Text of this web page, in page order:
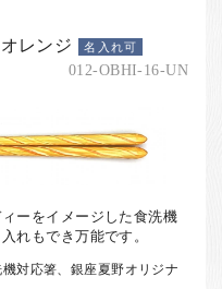
レンジ 名入れ可
012-OBHI-16-UN
ーをイメージした食洗機
れもでき万能です。
対応箸、銀座夏野オリジナ